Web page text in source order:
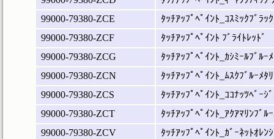
99000-79380-ZCE
ﾀｯﾁｱｯﾌﾟﾍﾟｲﾝﾄ_ｺｽﾐｯｸﾌﾞﾗｯ
99000-79380-ZCF
ﾀｯﾁｱｯﾌﾟﾍﾟｲﾝﾄ ﾌﾞﾗｲﾄﾚｯﾄﾞ
99000-79380-ZCG
ﾀｯﾁｱｯﾌﾟﾍﾟｲﾝﾄ_ｶｼﾐｰﾙﾌﾞﾙｰ
99000-79380-ZCN
ﾀｯﾁｱｯﾌﾟﾍﾟｲﾝﾄ_ﾑｽｸﾌﾞﾙｰﾒﾀ
99000-79380-ZCS
ﾀｯﾁｱｯﾌﾟﾍﾟｲﾝﾄ_ｺｺﾅｯﾂﾍﾞｰｼ
99000-79380-ZCT
ﾀｯﾁｱｯﾌﾟﾍﾟｲﾝﾄ_ｱｸｱﾏﾘﾝﾌﾞﾙ
99000-79380-ZCV
ﾀｯﾁｱｯﾌﾟﾍﾟｲﾝﾄ_ｶﾞｰﾈｯﾄｵﾚﾝ